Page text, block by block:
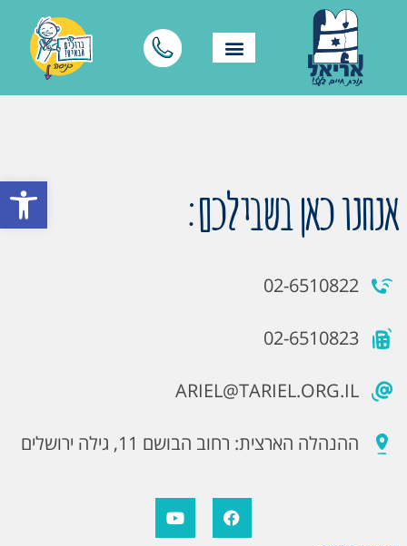
פתח אנחנו כאן בשבילכם:
02-6510822
02-6510823
ARIEL@TARIEL.ORG.IL
ההנהלה הארצית: רחוב הבושם 11, גילה ירושלים